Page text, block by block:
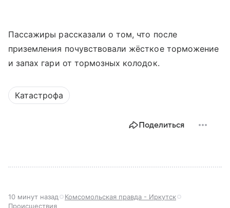
Пассажиры рассказали о том, что после
приземления почувствовали жёсткое торможение
и запах гари от тормозных колодок.
Катастрофа
Поделиться
10 минут назад
Комсомольская правда - Иркутск
Происшествия